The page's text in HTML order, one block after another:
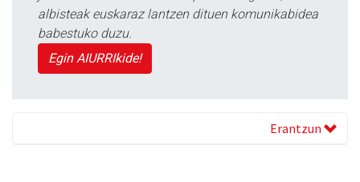
albisteak euskaraz lantzen dituen komunikabidea
babestuko duzu.
Egin AIURRIkide!
Erantzun